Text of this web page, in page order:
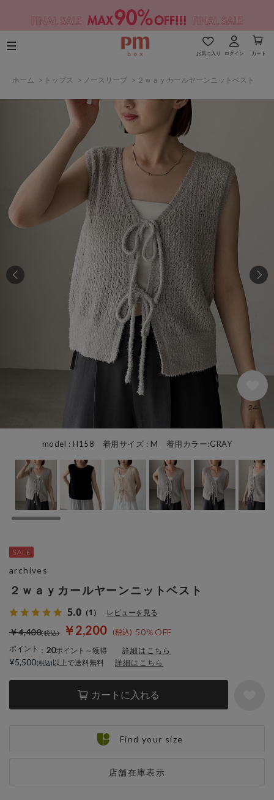
お気に入り ログイン カート
ホーム > トップス > ノースリーブ > ２ｗａｙカールヤーンニットベスト
model : H158 着用サイズ : M 着用カラー:GRAY
24
２ｗａｙカールヤーンニットベスト
5.0 （1） レビューを見る
￥2,200 50％OFF
￥4,400
ポイント ： 20ポイント～獲得 詳細はこちら
カートに入れる
店舗在庫表示
archives
¥5,500 以上で送料無料 詳細はこちら
Find your size